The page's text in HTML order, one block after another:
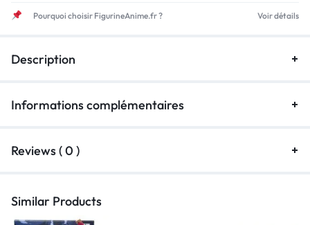
Pourquoi choisir FigurineAnime.fr ? Voir détails
Description
Informations complémentaires
Reviews ( 0 )
Similar Products